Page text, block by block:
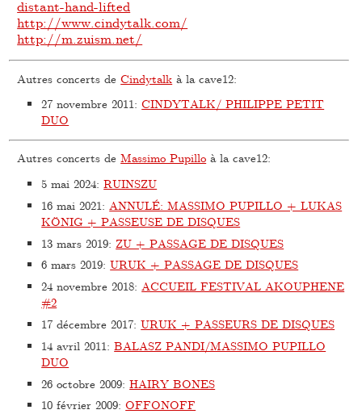
distant-hand-lifted
http://www.cindytalk.com/
http://m.zuism.net/
Autres concerts deCindytalk à la cave12:
27 novembre 2011:CINDYTALK/ PHILIPPE PETIT
DUO
Autres concerts deMassimo Pupillo à la cave12:
5 mai 2024:RUINSZU
16 mai 2021: ANNULÉ: MASSIMO PUPILLO + LUKAS
KÖNIG + PASSEUSE DE DISQUES
13 mars 2019: ZU + PASSAGE DE DISQUES
6 mars 2019:URUK + PASSAGE DE DISQUES
24 novembre 2018:ACCUEIL FESTIVAL AKOUPHENE
#2
17 décembre 2017:URUK + PASSEURS DE DISQUES
14 avril 2011:BALASZ PANDI/MASSIMO PUPILLO
DUO
26 octobre 2009:HAIRY BONES
10 février 2009:OFFONOFF